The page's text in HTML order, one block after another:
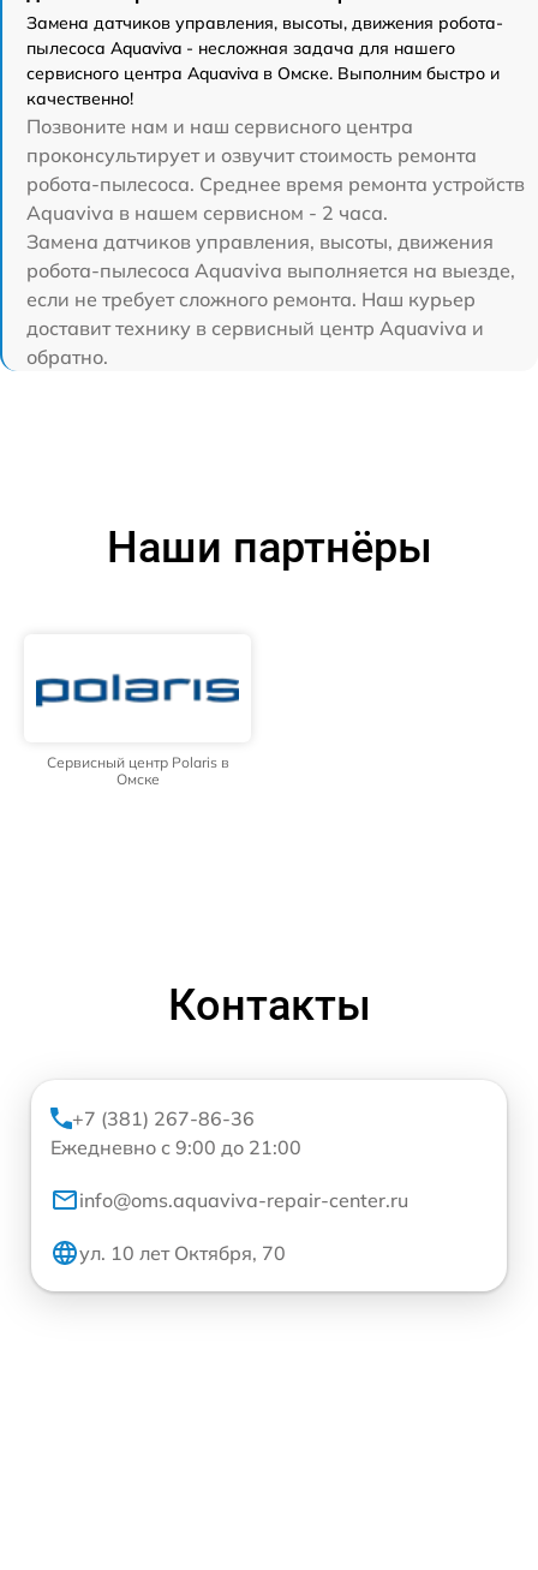
Замена датчиков управления, высоты, движения робота-
пылесоса Aquaviva - несложная задача для нашего
сервисного центра Aquaviva в Омске. Выполним быстро и
качественно!
Позвоните нам и наш сервисного центра
проконсультирует и озвучит стоимость ремонта
робота-пылесоса. Среднее время ремонта устройств
Aquaviva в нашем сервисном - 2 часа.
Замена датчиков управления, высоты, движения
робота-пылесоса Aquaviva выполняется на выезде,
если не требует сложного ремонта. Наш курьер
доставит технику в сервисный центр Aquaviva и
обратно.
Наши партнёры
Сервисный центр Polaris в
Омске
Контакты
+7 (381) 267-86-36
Ежедневно с 9:00 до 21:00
info@oms.aquaviva-repair-center.ru
ул. 10 лет Октября, 70